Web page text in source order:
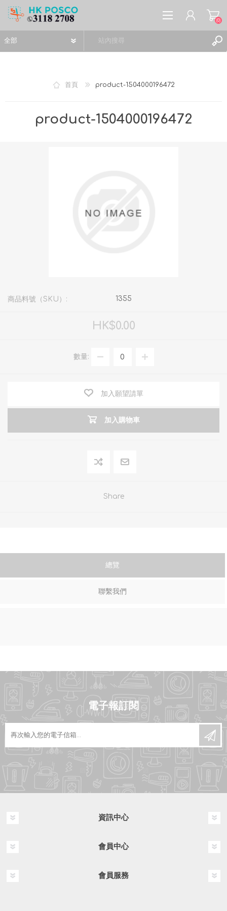
(0)
首頁 product-1504000196472
product-1504000196472
商品料號（SKU）: 1355
HK$0.00
數量:
加入願望請單
加入購物車
Share
總覽
聯繫我們
電子報訂閱
資訊中心
會員中心
會員服務